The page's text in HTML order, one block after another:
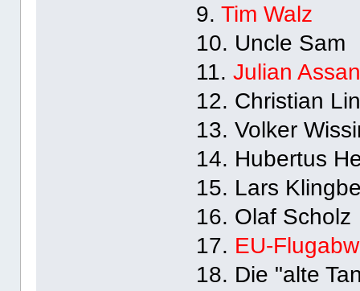
9.Tim Walz
10. Uncle Sam
11.Julian
12. Christian
13. Volker
14. Hubertus
15. Lars
16. Olaf Scholz
17. EU-
18. Die "alte